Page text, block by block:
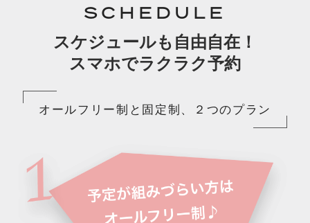
SCHEDULE
スケジュールも自由自在！
スマホでラクラク予約
オールフリー制と固定制、２つのプラン